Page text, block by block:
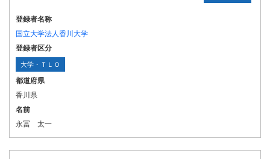
登録者名称
国立大学法人香川大学
登録者区分
大学・ＴＬＯ
都道府県
香川県
名前
永冨 太一